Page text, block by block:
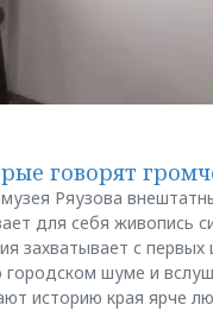
говорят
Ряузова
для себя живопись
захватывает с первых
городском шуме и
историю края ярче